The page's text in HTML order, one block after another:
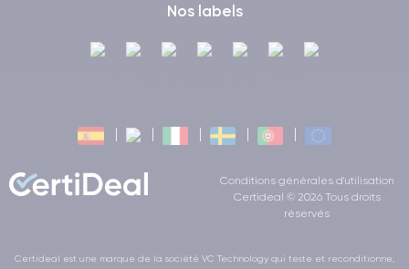
Nos labels
Conditions générales d'utilisation
Certideal © 2026 Tous droits
réservés
Certideal est une marque de la société VC Technology qui teste et reconditionne,